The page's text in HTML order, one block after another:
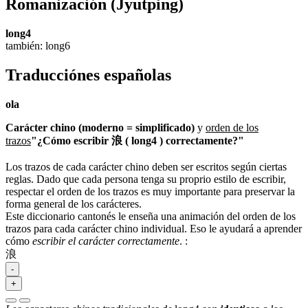
Romanización (Jyutping)
long4
también: long6
Traducciónes españolas
ola
Carácter chino (moderno = simplificado) y orden de los
trazos"¿Cómo escribir 浪 ( long4 ) correctamente?"
Los trazos de cada carácter chino deben ser escritos según ciertas
reglas. Dado que cada persona tenga su proprio estilo de escribir,
respectar el orden de los trazos es muy importante para preservar la
forma general de los carácteres.
Este diccionario cantonés le enseña una animación del orden de los
trazos para cada carácter chino individual. Eso le ayudará a aprender
cómo escribir el carácter correctamente. :
浪
-
+